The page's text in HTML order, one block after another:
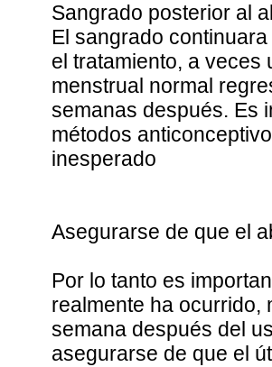
Sangrado posterior al
El sangrado
el tratamiento, a veces
menstrual normal
semanas después. Es
métodos
inesperado
Asegurarse de que el
Por lo tanto es
realmente ha ocurrido,
semana después del
asegurarse de que el